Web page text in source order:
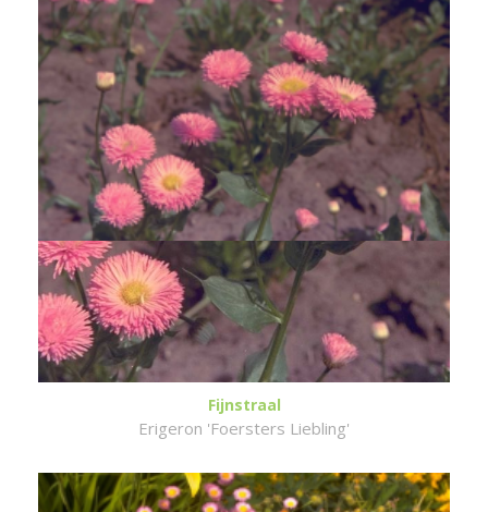
Fijnstraal
Erigeron 'Foersters Liebling'